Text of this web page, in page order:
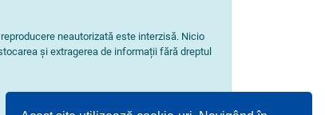
neautorizată este interzisă. Nicio
și extragerea de informații fără dreptul